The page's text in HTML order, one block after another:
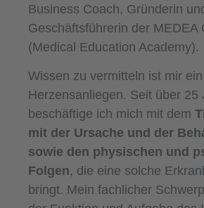
Business Coach, Gründerin
Geschäftsführerin der MEDEA
(Medical Education Academy).
Wissen zu vermitteln ist mir ein
Herzensanliegen. Seit über 25
beschäftige ich mich mit dem
mit der Ursache und der
sowie den physischen und
Folgen, die eine solche
bringt. Mein fachlicher